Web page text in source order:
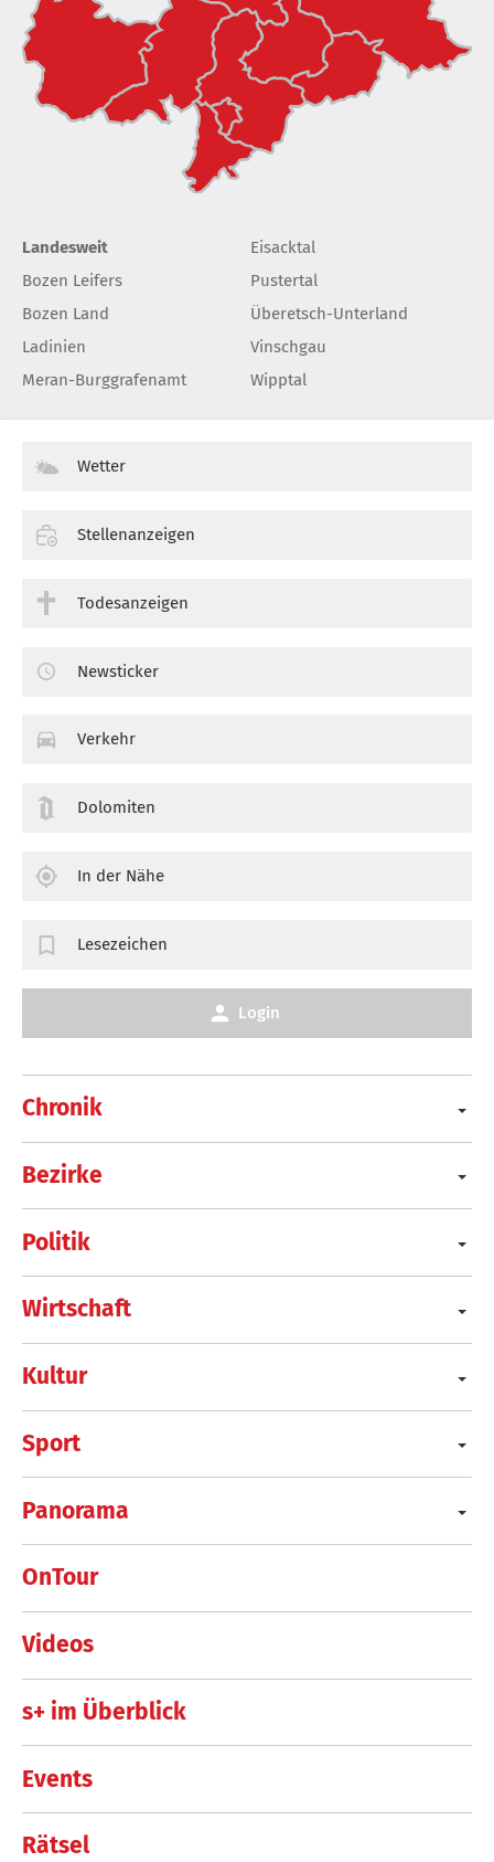
Landesweit
Bozen Leifers
Bozen Land
Ladinien
Meran-Burggrafenamt
Eisacktal
Pustertal
Überetsch-Unterland
Vinschgau
Wipptal
Chronik
Bezirke
Politik
Wirtschaft
Kultur
Sport
Panorama
OnTour
Videos
s+ im Überblick
Events
Rätsel
Wetter
Stellenanzeigen
Todesanzeigen
Newsticker
Verkehr
Dolomiten
In der Nähe
Lesezeichen
Login